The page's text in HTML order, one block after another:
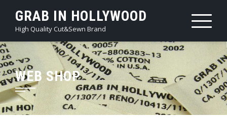
content
GRAB IN HOLLYWOOD
High Quality Cut&Sewn Brand
WEB SHOP